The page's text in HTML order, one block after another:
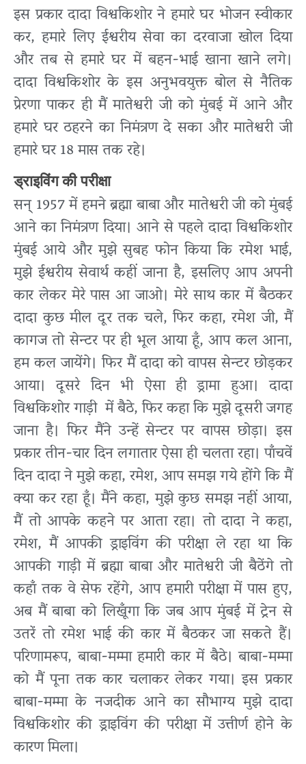
इस प्रकार दादा विश्वकिशोर ने हमारे घर भोजन स्वीकार
कर, हमारे लिए ईश्वरीय सेवा का दरवाजा खोल दिया
और तब से हमारे घर में बहन-भाई खाना खाने लगे।
दादा विश्वकिशोर के इस अनुभवयुक्त बोल से नैतिक
प्रेरणा पाकर ही मैं मातेश्वरी जी को मुंबई में आने और
हमारे घर ठहरने का निमंत्रण दे सका और मातेश्वरी जी
हमारे घर 18 मास तक रहे।
ड्राइविंग की परीक्षा
सन् 1957 में हमने ब्रह्मा बाबा और मातेश्वरी जी को मुंबई
आने का निमंत्रण दिया। आने से पहले दादा विश्वकिशोर
मुंबई आये और मुझे सुबह फोन किया कि रमेश भाई,
मुझे ईश्वरीय सेवार्थ कहीं जाना है, इसलिए आप अपनी
कार लेकर मेरे पास आ जाओ।मेरे साथ कार में बैठकर
दादा कुछ मील दूर तक चले, फिर कहा, रमेश जी, मैं
कागज तो सेन्टर पर ही भूल आया हूँ, आप कल आना,
हम कल जायेंगे। फिर मैं दादा को वापस सेन्टर छोड़कर
आया। दूसरे दिन भी ऐसा ही ड्रामा हुआ। दादा
विश्वकिशोर गाड़ी में बैठे, फिर कहा कि मुझे दूसरी जगह
जाना है। फिर मैंने उन्हें सेन्टर पर वापस छोड़ा। इस
प्रकार तीन-चार दिन लगातार ऐसा ही चलता रहा।पाँचवें
दिन दादा ने मुझे कहा, रमेश, आप समझ गये होंगे कि मैं
क्या कर रहा हूँ। मैंने कहा, मुझे कुछसमझ नहीं आया,
मैं तो आपके कहने पर आता रहा। तो दादा ने कहा,
रमेश, मैं आपकी ड्राइविंग की परीक्षाले रहा था कि
आपकी गाड़ी में ब्रह्मा बाबा और मातेश्वरी जी बैठेंगे तो
कहाँ तक वे सेफ रहेंगे, आप हमारीपरीक्षा में पास हुए,
अब मैं बाबा को लिखूँगा कि जब आप मुंबई में ट्रेन से
उतरें तो रमेश भाई की कार मेंबैठकर जा सकते हैं।
परिणामरूप, बाबा-मम्मा हमारी कार में बैठे। बाबा-मम्मा
को मैं पूना तक कार चलाकरलेकर गया। इस प्रकार
बाबा-मम्मा के नजदीक आने का सौभाग्य मुझे दादा
विश्वकिशोर की ड्राइविंग कीपरीक्षा में उत्तीर्ण होने के
कारण मिला।